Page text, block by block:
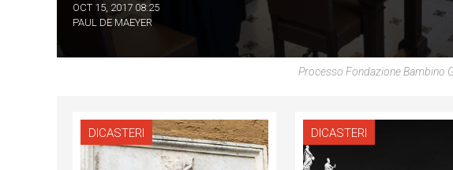
OCT 15, 2017 08:25
PAUL DE MAEYER
Processo Fondazione Bambino
DICASTERI DICASTERI